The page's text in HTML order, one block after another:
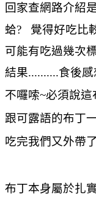
回家查網路介紹
蛤? 覺得好吃比
可能有吃過幾次
結果..........食後
不囉嗦~必須說
跟可露語的布丁
吃完我們又外帶
布丁本身屬於扎